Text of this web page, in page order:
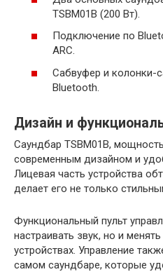
TSBM01B (200 Вт).
Подключение по
ARC.
Сабвуфер и колонки-
Bluetooth.
Дизайн и
Саундбар TSBM01B,
современным дизайном и
Лицевая часть устройства
делает его не только
Функциональный пульт
настраивать звук, но и
устройствах. Управление
самом саундбаре, которые